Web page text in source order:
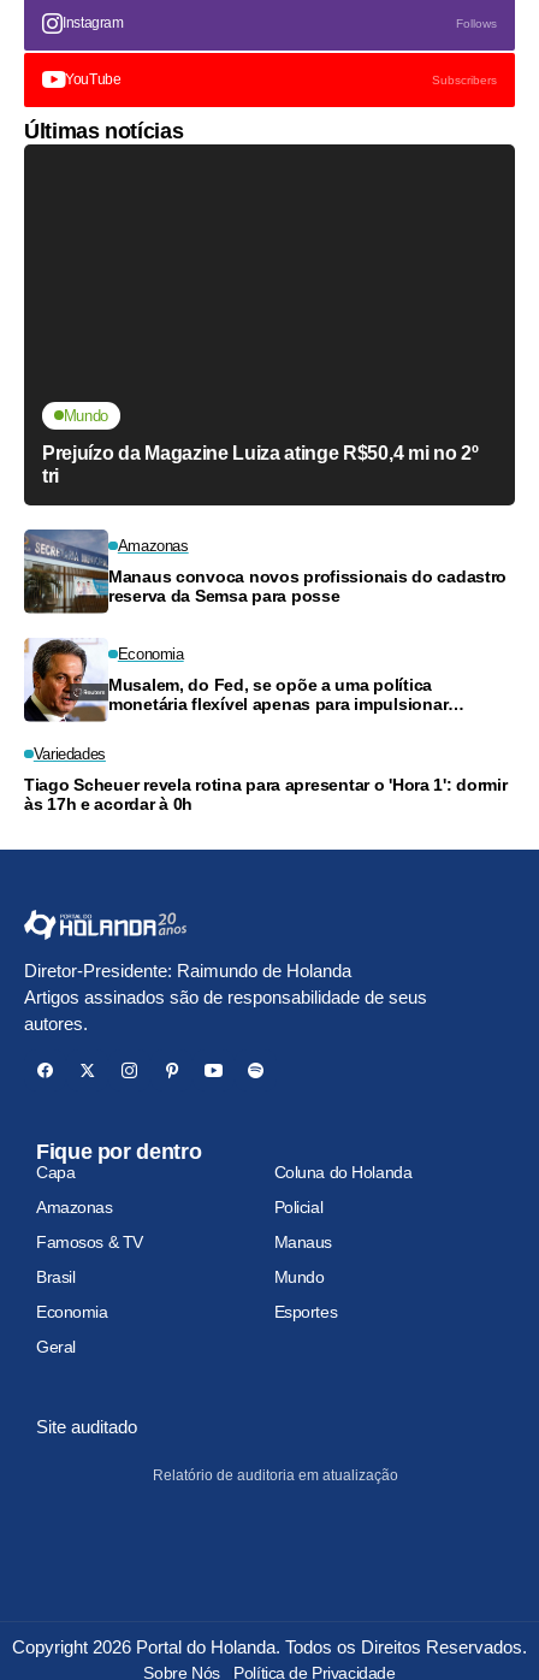
Instagram Follows
YouTube Subscribers
Últimas notícias
Mundo
Prejuízo da Magazine Luiza atinge R$50,4 mi no 2º
tri
Amazonas
Manaus convoca novos profissionais do cadastro
reserva da Semsa para posse
Economia
Musalem, do Fed, se opõe a uma política
monetária flexível apenas para impulsionar
Variedades
Tiago Scheuer revela rotina para apresentar o 'Hora 1': dormir
às 17h e acordar à 0h
Diretor-Presidente: Raimundo de Holanda
Artigos assinados são de responsabilidade de seus
autores.
Fique por dentro
Capa
Coluna do Holanda
Amazonas
Policial
Famosos & TV
Manaus
Brasil
Mundo
Economia
Esportes
Geral
Site auditado
Relatório de auditoria em atualização
Copyright 2026 Portal do Holanda. Todos os Direitos Reservados.
Sobre Nós Política de Privacidade